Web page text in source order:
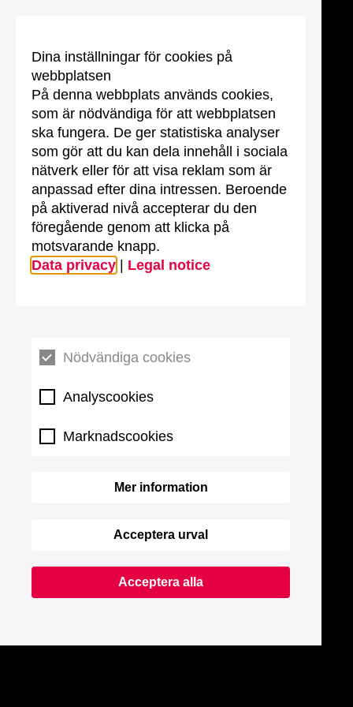
Dina inställningar för cookies på
webbplatsen
På denna webbplats används cookies,
som är nödvändiga för att webbplatsen
ska fungera. De ger statistiska analyser
som gör att du kan dela innehåll i sociala
nätverk eller för att visa reklam som är
anpassad efter dina intressen. Beroende
på aktiverad nivå accepterar du den
föregående genom att klicka på
motsvarande knapp.
Data privacy
Legal notice
Nödvändiga cookies
Analyscookies
Marknadscookies
Mer information
Acceptera urval
Acceptera alla